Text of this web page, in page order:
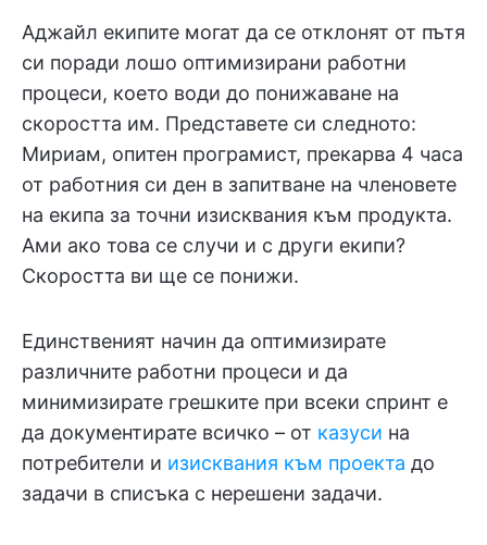
Аджайл екипите могат да се отклонят от пътя
си поради лошо оптимизирани работни
процеси, което води до понижаване на
скоростта им. Представете си следното:
Мириам, опитен програмист, прекарва 4 часа
от работния си ден в запитване на членовете
на екипа за точни изисквания към продукта.
Ами ако това се случи и с други екипи?
Скоростта ви ще се понижи.
Единственият начин да оптимизирате
различните работни процеси и да
минимизирате грешките при всеки спринт е
да документирате всичко – от казуси на
потребители и изисквания към проекта до
задачи в списъка с нерешени задачи.